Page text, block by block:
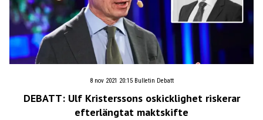
8 nov 2021 20:15 Bulletin Debatt
DEBATT: Ulf Kristerssons oskicklighet riskerar
efterlängtat maktskifte